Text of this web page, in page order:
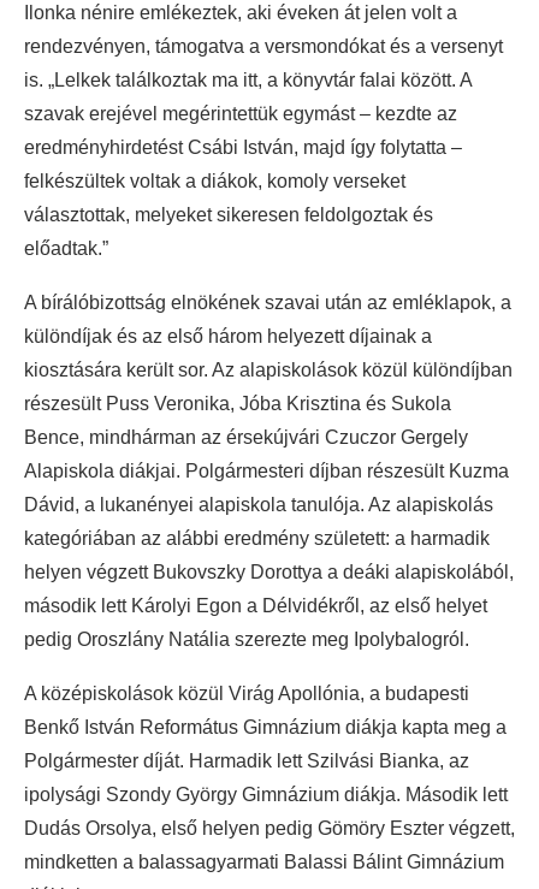
Ilonka nénire emlékeztek, aki éveken át jelen volt a
rendezvényen, támogatva a versmondókat és a versenyt
is. „Lelkek találkoztak ma itt, a könyvtár falai között. A
szavak erejével megérintettük egymást – kezdte az
eredményhirdetést Csábi István, majd így folytatta –
felkészültek voltak a diákok, komoly verseket
választottak, melyeket sikeresen feldolgoztak és
előadtak.”
A bírálóbizottság elnökének szavai után az emléklapok, a
különdíjak és az első három helyezett díjainak a
kiosztására került sor. Az alapiskolások közül különdíjban
részesült Puss Veronika, Jóba Krisztina és Sukola
Bence, mindhárman az érsekújvári Czuczor Gergely
Alapiskola diákjai. Polgármesteri díjban részesült Kuzma
Dávid, a lukanényei alapiskola tanulója. Az alapiskolás
kategóriában az alábbi eredmény született: a harmadik
helyen végzett Bukovszky Dorottya a deáki alapiskolából,
második lett Károlyi Egon a Délvidékről, az első helyet
pedig Oroszlány Natália szerezte meg Ipolybalogról.
A középiskolások közül Virág Apollónia, a budapesti
Benkő István Református Gimnázium diákja kapta meg a
Polgármester díját. Harmadik lett Szilvási Bianka, az
ipolysági Szondy György Gimnázium diákja. Második lett
Dudás Orsolya, első helyen pedig Gömöry Eszter végzett,
mindketten a balassagyarmati Balassi Bálint Gimnázium